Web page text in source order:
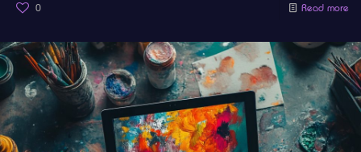
0 Read more